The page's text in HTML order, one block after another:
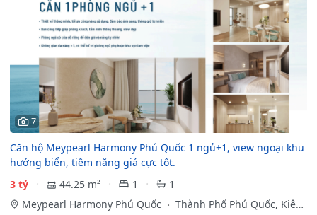
7
Căn hộ Meypearl Harmony Phú Quốc 1 ngủ+1, view ngoại khu
hướng biển, tiềm năng giá cực tốt.
3 tỷ
44.25 m² 1
1
Meypearl Harmony Phú Quốc
Thành Phố Phú Quốc, Kiên